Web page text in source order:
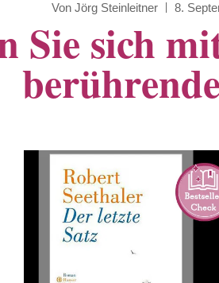
Von Jörg Steinleitner 8.
Sie sich